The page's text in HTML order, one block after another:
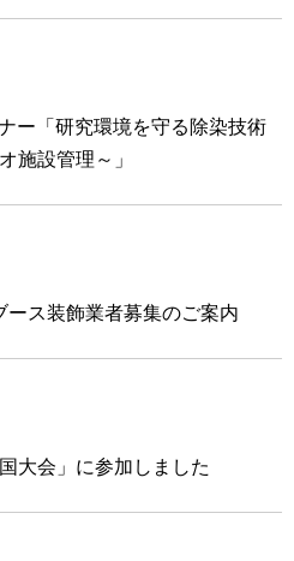
案内
ー「研究環境を守る除染技術
施設管理～」
ース装飾業者募集のご案内
大会」に参加しました